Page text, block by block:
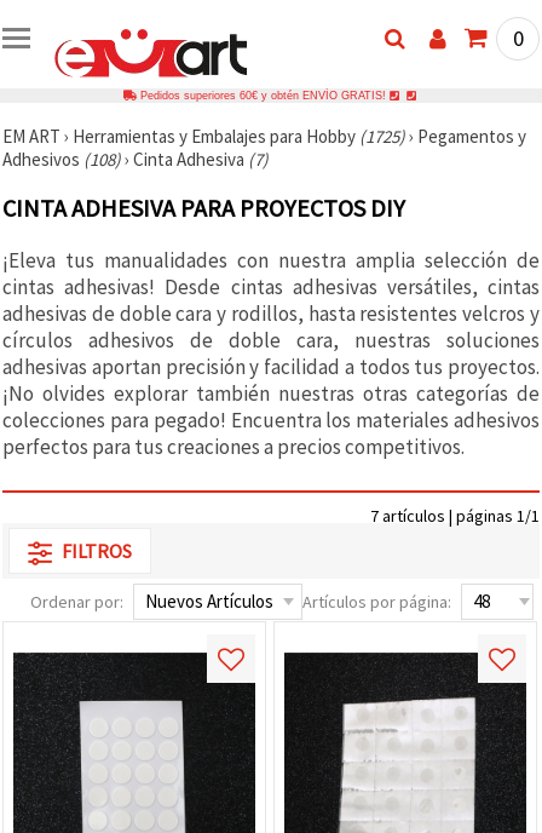
0
Pedidos superiores 60€ y obtén ENVÍO GRATIS!
EM ART › Herramientas y Embalajes para Hobby (1725)› Pegamentos y
Adhesivos (108)› Cinta Adhesiva (7)
CINTA ADHESIVA PARA PROYECTOS DIY
¡Eleva tus manualidades con nuestra amplia selección de
cintas adhesivas! Desde cintas adhesivas versátiles, cintas
adhesivas de doble cara y rodillos, hasta resistentes velcros y
círculos adhesivos de doble cara, nuestras soluciones
adhesivas aportan precisión y facilidad a todos tus proyectos.
¡No olvides explorar también nuestras otras categorías de
colecciones para pegado! Encuentra los materiales adhesivos
perfectos para tus creaciones a precios competitivos.
7 artículos | páginas 1/1
FILTROS
Ordenar por: Artículos por página: